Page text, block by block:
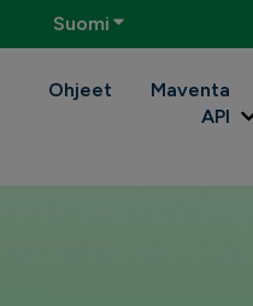
Suomi Näytä
Ohjeet
Maventa
API